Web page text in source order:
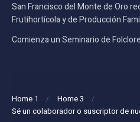
San Francisco del Monte de Oro
Frutihortícola y de Producción
Comienza un Seminario de
Home 1
Home 3
Sé un colaborador o suscriptor de